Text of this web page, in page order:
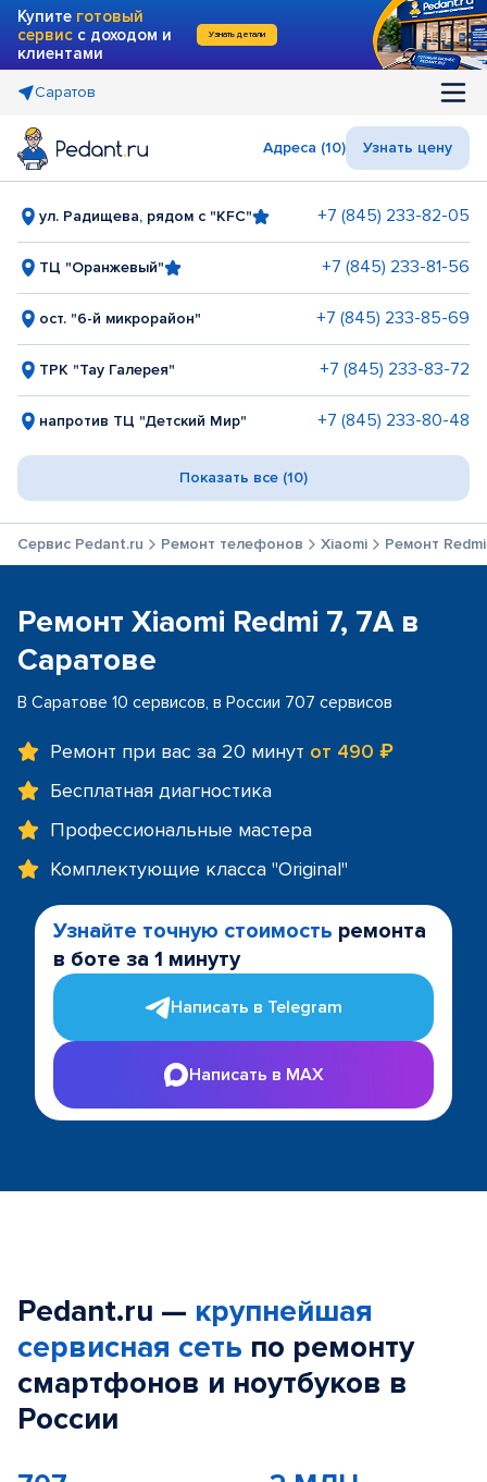
Купите готовый
сервис с доходом и
клиентами
Узнать детали
Саратов
Адреса (10) Узнать цену
ул. Радищева, рядом с "KFC" +7 (845) 233-82-05
ТЦ "Оранжевый" +7 (845) 233-81-56
ост. "6-й микрорайон" +7 (845) 233-85-69
ТРК "Тау Галерея" +7 (845) 233-83-72
напротив ТЦ "Детский Мир" +7 (845) 233-80-48
Показать все (10)
Сервис Pedant.ru Ремонт телефонов Xiaomi Ремонт
Ремонт Xiaomi Redmi 7, 7A в
Саратове
В Саратове 10 сервисов, в России 707 сервисов
Ремонт при вас за 20 минут от 490 ₽
Бесплатная диагностика
Профессиональные мастера
Комплектующие класса "Original"
Узнайте точную стоимость ремонта
в боте за 1 минуту
Написать в Telegram
Написать в MAX
Pedant.ru — крупнейшая
сервисная сеть по ремонту
смартфонов и ноутбуков в
России